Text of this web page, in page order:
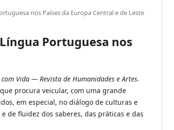
nos Países da Europa Central e de Leste
Portuguesa nos
com Vida — Revista de Humanidades e Artes.
procura veicular, com uma grande
em especial, no diálogo de culturas e
de fluidez dos saberes, das práticas e das